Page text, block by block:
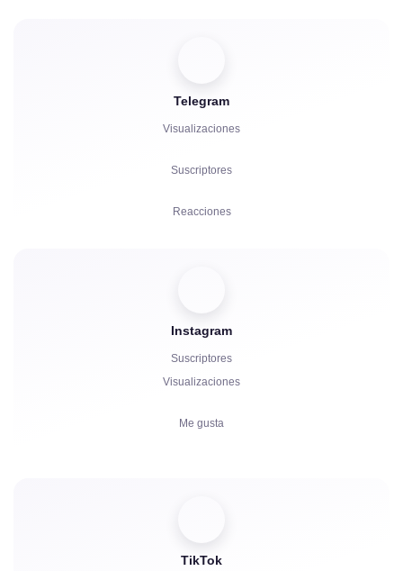
Reproducciones
Telegram
Visualizaciones
Suscriptores
Reacciones
Inicio del Bot
Comentarios
Quejas
Instagram
Suscriptores
Visualizaciones
Me gusta
TikTok